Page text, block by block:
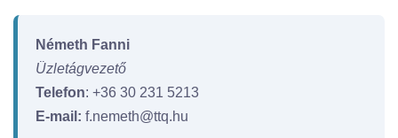
Németh Fanni
Üzletágvezető
Telefon: +36 30 231 5213
E-mail: f.nemeth@ttq.hu